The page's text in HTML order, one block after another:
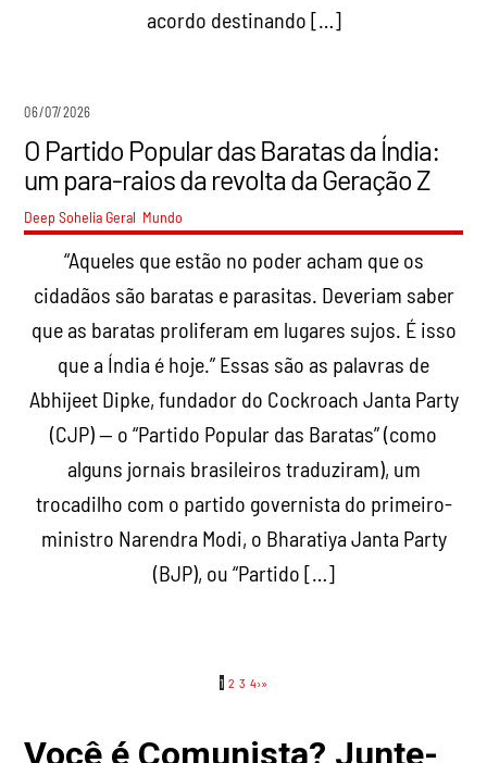
acordo destinando […]
06/07/2026
O Partido Popular das Baratas da Índia:
um para-raios da revolta da Geração Z
Deep Sohelia Geral Mundo
“Aqueles que estão no poder acham que os
cidadãos são baratas e parasitas. Deveriam saber
que as baratas proliferam em lugares sujos. É isso
que a Índia é hoje.” Essas são as palavras de
Abhijeet Dipke, fundador do Cockroach Janta Party
(CJP) — o “Partido Popular das Baratas” (como
alguns jornais brasileiros traduziram), um
trocadilho com o partido governista do primeiro-
ministro Narendra Modi, o Bharatiya Janta Party
(BJP), ou “Partido […]
1 2 3 4›»